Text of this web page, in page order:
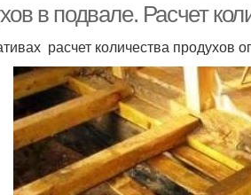
в подвале. Расчет
расчет количества продухов